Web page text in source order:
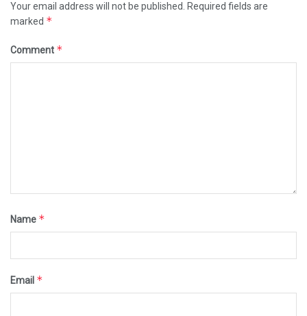
Your email address will not be published.
Required fields are
marked *
Comment *
Name *
Email *